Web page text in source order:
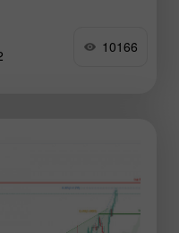
10166